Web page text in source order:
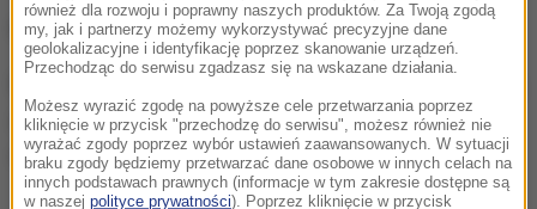
Na miejscu wciąż działają służby.
Dyspozytor Wyższego Urzędu Górniczego przekazał,
że ich zadaniem jest otamowania zagrożonego
rejonu i zwalczenie pożaru.
również dla rozwoju i poprawny naszych produktów. Za Twoją zgodą
my, jak i partnerzy możemy wykorzystywać precyzyjne dane
geolokalizacyjne i identyfikację poprzez skanowanie urządzeń.
Przechodząc do serwisu zgadzasz się na wskazane działania.
Możesz wyrazić zgodę na powyższe cele przetwarzania poprzez
kliknięcie w przycisk "przechodzę do serwisu", możesz również nie
wyrażać zgody poprzez wybór ustawień zaawansowanych. W sytuacji
braku zgody będziemy przetwarzać dane osobowe w innych celach na
innych podstawach prawnych (informacje w tym zakresie dostępne są
w naszej polityce prywatności). Poprzez kliknięcie w przycisk